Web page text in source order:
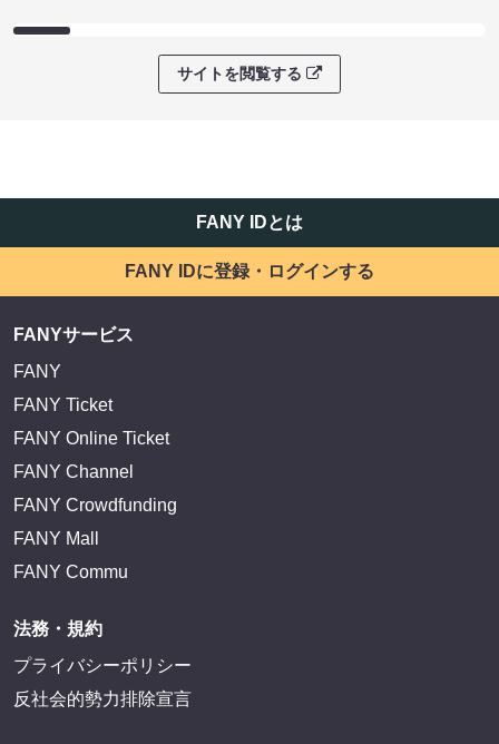
サイトを閲覧する
FANY IDとは
FANY IDに登録・ログインする
FANYサービス
FANY
FANY Ticket
FANY Online Ticket
FANY Channel
FANY Crowdfunding
FANY Mall
FANY Commu
法務・規約
プライバシーポリシー
反社会的勢力排除宣言